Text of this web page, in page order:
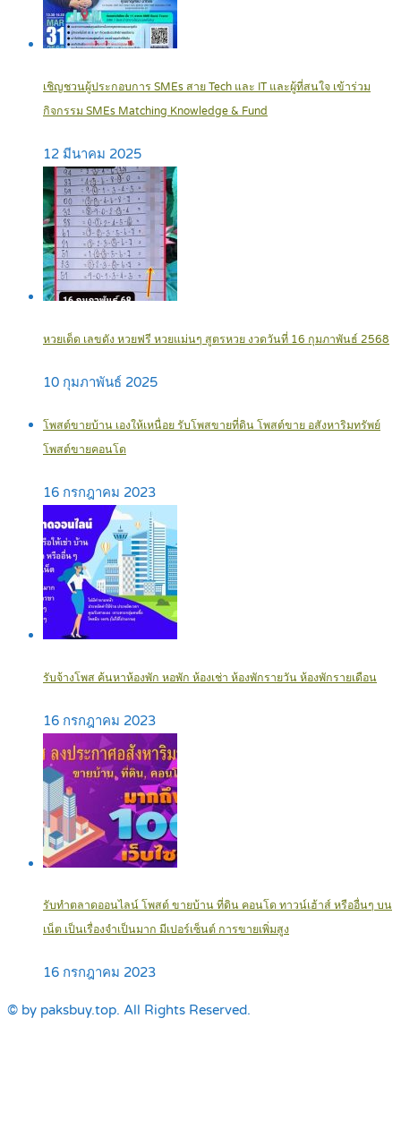
เชิญชวนผู้ประกอบการ SMEs สาย Tech และ IT และผู้ที่สนใจ เข้าร่วม
กิจกรรม SMEs Matching Knowledge & Fund
12 มีนาคม 2025
หวยเด็ด เลขดัง หวยฟรี หวยแม่นๆ สูตรหวย งวดวันที่ 16 กุมภาพันธ์ 2568
10 กุมภาพันธ์ 2025
โพสต์ขายบ้าน เองให้เหนื่อย รับโพสขายที่ดิน โพสต์ขาย อสังหาริมทรัพย์
โพสต์ขายคอนโด
16 กรกฎาคม 2023
รับจ้างโพส ค้นหาห้องพัก หอพัก ห้องเช่า ห้องพักรายวัน ห้องพักรายเดือน
16 กรกฎาคม 2023
รับทำตลาดออนไลน์ โพสต์ ขายบ้าน ที่ดิน คอนโด ทาวน์เฮ้าส์ หรืออื่นๆ บน
เน็ต เป็นเรื่องจำเป็นมาก มีเปอร์เซ็นต์ การขายเพิ่มสูง
16 กรกฎาคม 2023
© by paksbuy.top. All Rights Reserved.